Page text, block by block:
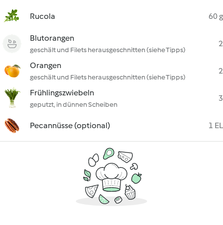
Rucola 60 g
Blutorangen
geschält und Filets herausgeschnitten (siehe Tipps)
2
Orangen
geschält und Filets herausgeschnitten (siehe Tipps)
2
Frühlingszwiebeln
geputzt, in dünnen Scheiben
3
Pecannüsse (optional) 1 EL